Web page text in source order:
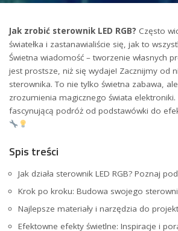
Jak ⁣zrobić sterownik LED RGB? Często
światełka ⁣i zastanawialiście się, jak to
Świetna wiadomość – tworzenie własnych
jest⁤ prostsze, niż się wydaje! Zacznijmy od
sterownika. To nie tylko świetna zabawa,
zrozumienia magicznego świata
fascynującą podróż od podstawówki do
Spis treści
Jak działa sterownik LED RGB? Poznaj
Krok po ⁤kroku: Budowa swojego
Najlepsze materiały i narzędzia do
Efektowne efekty świetlne: ⁢Inspiracje i